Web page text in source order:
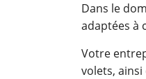
Dans le
adaptées à
Votre
volets,